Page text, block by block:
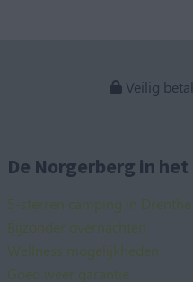
Veilig
De Norgerberg in
5-sterren camping in Drenthe
Bijzonder overnachten
Wellness mogelijkheden
Goed weer garantie